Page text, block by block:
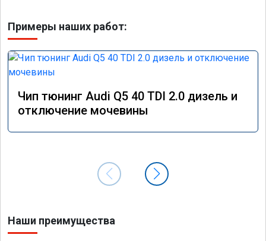
Примеры наших работ:
Чип тюнинг Audi Q5 40 TDI 2.0 дизель и
отключение мочевины
Наши преимущества